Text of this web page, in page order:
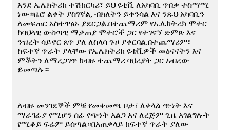
እንደ ኤሌክትሪክ ተሽከርካሪ፣ ይህ ዩቲቪ ለአካባቢ ጥበቃ ተስማሚ
ነው።ዜሮ ልቀት ያስገኛል, ብክለትን ይቀንሳል እና ንጹህ አካባቢን
ለመፍጠር አስተዋፅኦ ያደርጋል.በተጨማሪም የኤሌክትሪክ ሞተር
ከባህላዊ ውስጣዊ ማቃጠያ ሞተሮች ጋር የተገናኘ ድምጽ እና
ንዝረት ሳይኖር ጸጥ ያለ ለስላሳ ጉዞ ያቀርባል.በተጨማሪም፣
ከፍተኛ ጥራት ያላቸው የኤሌክትሪክ ዩቴቪዎች መፅናናትን እና
ምቾትን ለማረጋገጥ ከብዙ ተጨማሪ ባህሪያት ጋር አብረው
ይመጣሉ።
ለብዙ መንገደኞች ምቹ የመቀመጫ ቦታ፣ ለቀላል ጭነት እና
ማራገፊያ የሚሆን ሰፊ የጭነት አልጋ እና ለረጅም ጊዜ አገልግሎት
የሚቆይ ፍሬም ይሰጣል።በአጠቃላይ ከፍተኛ ጥራት ያለው